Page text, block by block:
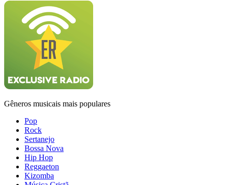
Gêneros musicais mais populares
Pop
Rock
Sertanejo
Bossa Nova
Hip Hop
Reggaeton
Kizomba